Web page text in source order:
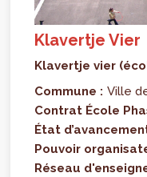
Klavertje Vier
Klavertje vier
Commune : Ville
Contrat École
État
Pouvoir
Réseau